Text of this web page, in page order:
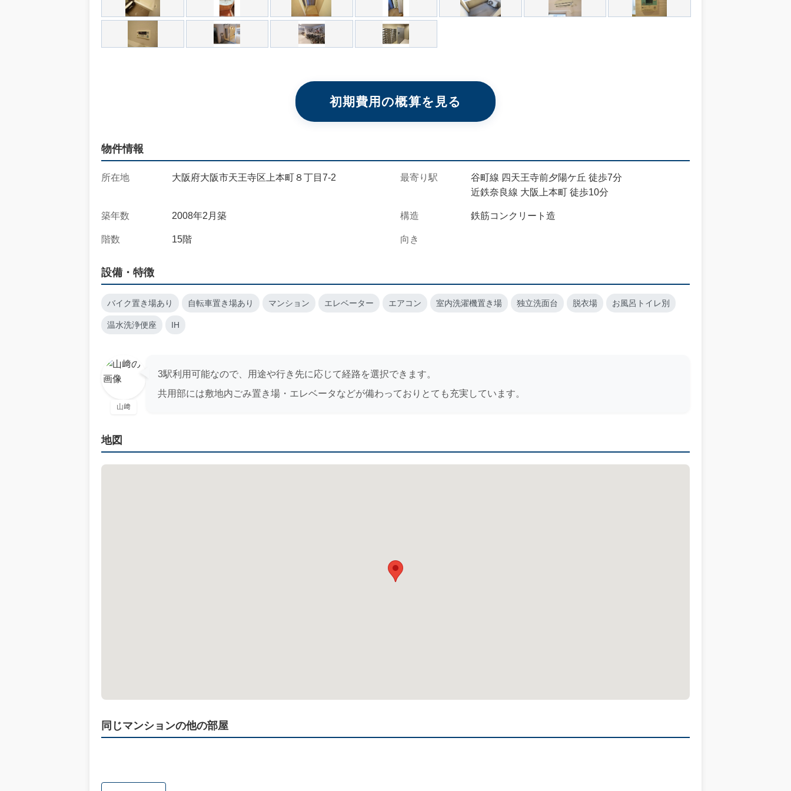
初期費用の概算を見る
物件情報
所在地 大阪府大阪市天王寺区上本町８丁目7-2 最寄り駅
谷町線 四天王寺前夕陽ケ丘 徒歩7分
近鉄奈良線 大阪上本町 徒歩10分
築年数 2008年2月築 構造 鉄筋コンクリート造
階数 15階 向き
設備・特徴
バイク置き場あり 自転車置き場あり マンション エレベーター エアコン 室内洗濯機置き場 独立洗面台 脱衣場 お風呂トイレ別
温水洗浄便座 IH
山﨑
3駅利用可能なので、用途や行き先に応じて経路を選択できます。
共用部には敷地内ごみ置き場・エレベータなどが備わっておりとても充実しています。
地図
同じマンションの他の部屋